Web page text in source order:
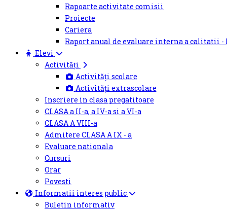
Rapoarte activitate comisii
Proiecte
Cariera
Raport anual de evaluare interna a calitatii -
Elevi
Activități
Activități scolare
Activități extrascolare
Inscriere in clasa pregatitoare
CLASA a II-a, a IV-a si a VI-a
CLASA A VIII-a
Admitere CLASA A IX - a
Evaluare nationala
Cursuri
Orar
Povesti
Informatii interes public
Buletin informativ